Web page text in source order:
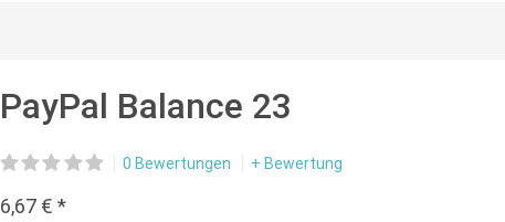
PayPal Balance 23
0 Bewertungen + Bewertung
6,67 € *